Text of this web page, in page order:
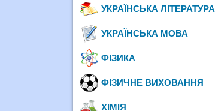
УКРАЇНСЬКА ЛІТЕРАТУРА
УКРАЇНСЬКА МОВА
ФІЗИКА
ФІЗИЧНЕ ВИХОВАННЯ
ХІМІЯ